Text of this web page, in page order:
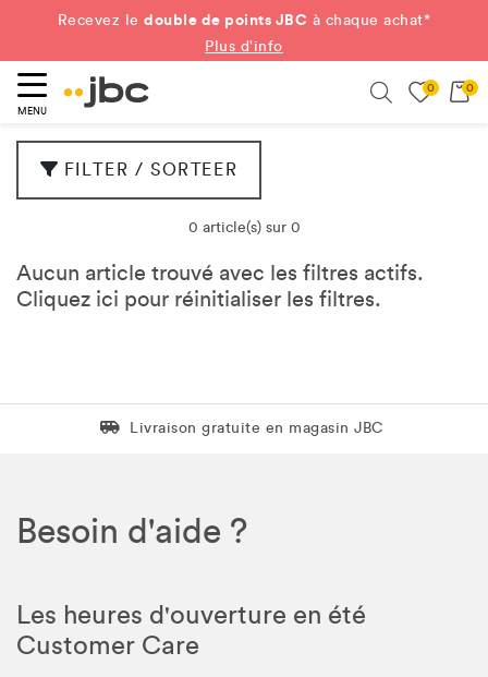
Recevez ledouble de points JBC à chaque achat*
Plus d'info
MENU
0 0
FILTER / SORTEER
0 article(s) sur 0
Aucun article trouvé avec les filtres actifs.
Cliquez ici pour réinitialiser les filtres.
Livraison gratuite en magasin JBC
Livraison gratuite en magasin JBC
Besoin d'aide ?
Les heures d'ouverture en été
Customer Care